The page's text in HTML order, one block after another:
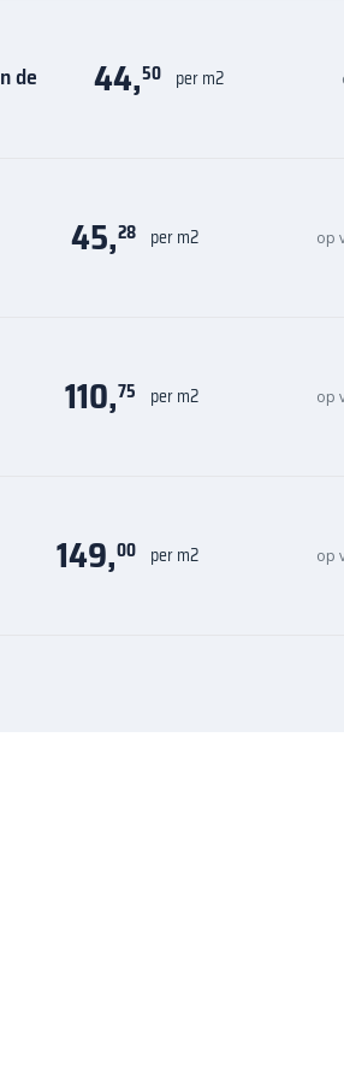
de 44,50 per m2
45,28 per m2 op
110,75 per m2 op
149,00 per m2 op